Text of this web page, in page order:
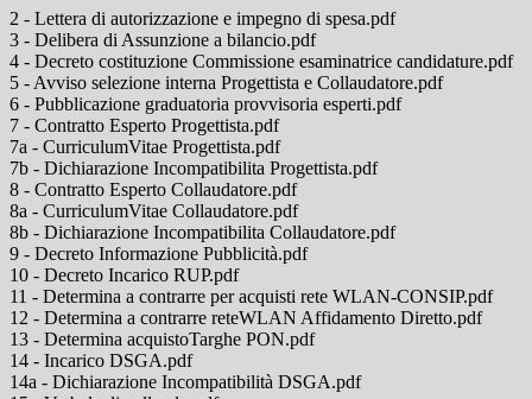
2 - Lettera di autorizzazione e impegno di spesa.pdf
3 - Delibera di Assunzione a bilancio.pdf
4 - Decreto costituzione Commissione esaminatrice candidature.pdf
5 - Avviso selezione interna Progettista e Collaudatore.pdf
6 - Pubblicazione graduatoria provvisoria esperti.pdf
7 - Contratto Esperto Progettista.pdf
7a - CurriculumVitae Progettista.pdf
7b - Dichiarazione Incompatibilita Progettista.pdf
8 - Contratto Esperto Collaudatore.pdf
8a - CurriculumVitae Collaudatore.pdf
8b - Dichiarazione Incompatibilita Collaudatore.pdf
9 - Decreto Informazione Pubblicità.pdf
10 - Decreto Incarico RUP.pdf
11 - Determina a contrarre per acquisti rete WLAN-CONSIP.pdf
12 - Determina a contrarre reteWLAN Affidamento Diretto.pdf
13 - Determina acquistoTarghe PON.pdf
14 - Incarico DSGA.pdf
14a - Dichiarazione Incompatibilità DSGA.pdf